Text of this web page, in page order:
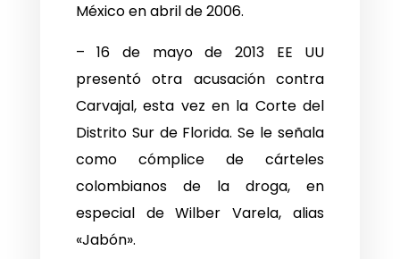
México en abril de 2006.
– 16 de mayo de 2013 EE UU
presentó otra acusación contra
Carvajal, esta vez en la Corte del
Distrito Sur de Florida. Se le señala
como cómplice de cárteles
colombianos de la droga, en
especial de Wilber Varela, alias
«Jabón».